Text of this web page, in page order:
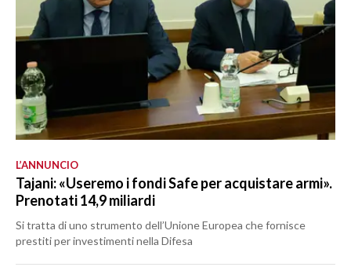
L’ANNUNCIO
Tajani: «Useremo i fondi Safe per acquistare armi».
Prenotati 14,9 miliardi
Si tratta di uno strumento dell’Unione Europea che fornisce
prestiti per investimenti nella Difesa